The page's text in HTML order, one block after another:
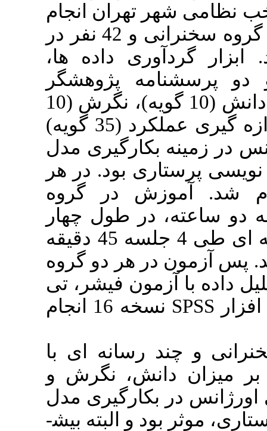
تهران انجام
شد. حجم نمونه 42 نفر در گروه سخنرانی و 42 نفر در
داده ها،
پژوهشگر
ساخته اندازه گیری میزان دانش (10 گویه)، نگرش (10
گویه) و یک چک لیست اندازه گیری عملکرد (35 گویه)
مدل
بود. در هر
در گروه
در طول چهار
هفته و در روش چند رسانه ای طی 4 جلسه 45 دقیقه
در هر دو گروه
فیشر، تی
نسخه 16 انجام
ای با
نگرش و
مدل
و البته بیش­